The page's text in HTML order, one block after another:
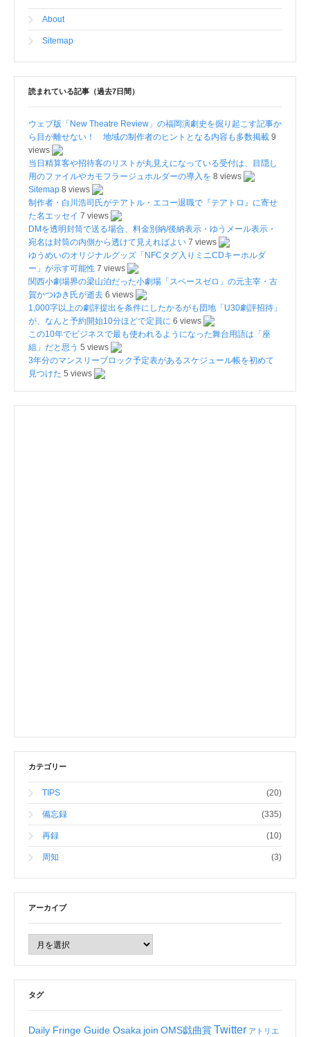
About
Sitemap
読まれている記事（過去7日間）
ウェブ版「New Theatre Review」の福岡演劇史を掘り起こす記事か
ら目が離せない！ 地域の制作者のヒントとなる内容も多数掲載 9
views
当日精算客や招待客のリストが丸見えになっている受付は、目隠し
用のファイルやカモフラージュホルダーの導入を 8 views
Sitemap 8 views
制作者・白川浩司氏がテアトル・エコー退職で『テアトロ』に寄せ
た名エッセイ 7 views
DMを透明封筒で送る場合、料金別納/後納表示・ゆうメール表示・
宛名は封筒の内側から透けて見えればよい 7 views
ゆうめいのオリジナルグッズ「NFCタグ入りミニCDキーホルダ
ー」が示す可能性 7 views
関西小劇場界の梁山泊だった小劇場「スペースゼロ」の元主宰・古
賀かつゆき氏が逝去 6 views
1,000字以上の劇評提出を条件にしたかるがも団地「U30劇評招待」
が、なんと予約開始10分ほどで定員に 6 views
この10年でビジネスで最も使われるようになった舞台用語は「座
組」だと思う 5 views
3年分のマンスリーブロック予定表があるスケジュール帳を初めて
見つけた 5 views
カテゴリー
TIPS (20)
備忘録 (335)
再録 (10)
周知 (3)
アーカイブ
タグ
Daily Fringe Guide Osaka join OMS戯曲賞Twitter アトリエ